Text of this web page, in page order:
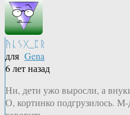
ᚤᚳᛊᚷ_ᛈᚱ
для Gena
6 лет назад
Ни, дети ужо выросли, а
О, кортинко подгрузилось.